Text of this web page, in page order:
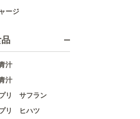
ージ
汁
汁
リ サフラン
リ ヒハツ